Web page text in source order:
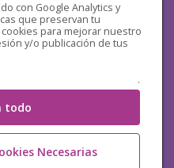
con Google Analytics y
que preservan tu
para mejorar nuestro
y/o publicación de tus
.
todo
Necesarias